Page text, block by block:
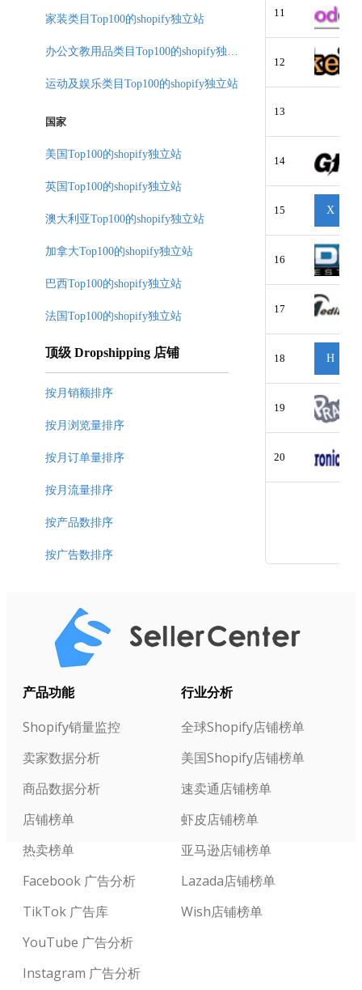
11
12
13
14
15 X
16
17
18 H
19
20
家装类目Top100的shopify独立站
运动及娱乐类目Top100的shopify独立站
国家
美国Top100的shopify独立站
英国Top100的shopify独立站
澳大利亚Top100的shopify独立站
加拿大Top100的shopify独立站
巴西Top100的shopify独立站
法国Top100的shopify独立站
顶级 Dropshipping 店铺
按月销额排序
按月浏览量排序
按月订单量排序
按月流量排序
按产品数排序
按广告数排序
产品功能
Shopify销量监控
卖家数据分析
商品数据分析
店铺榜单
热卖榜单
Facebook 广告分析
TikTok 广告库
YouTube 广告分析
Instagram 广告分析
行业分析
全球Shopify店铺榜单
美国Shopify店铺榜单
速卖通店铺榜单
虾皮店铺榜单
亚马逊店铺榜单
Lazada店铺榜单
Wish店铺榜单